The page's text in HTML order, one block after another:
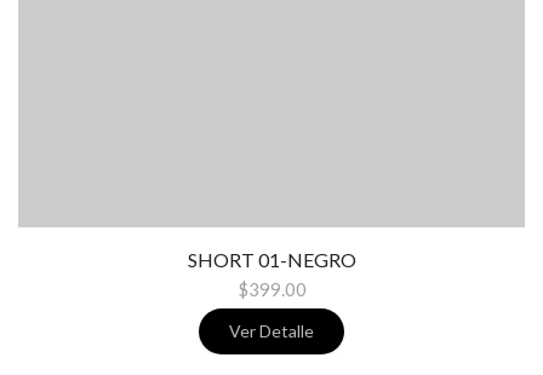
SHORT 01-NEGRO
$399.00
Ver Detalle